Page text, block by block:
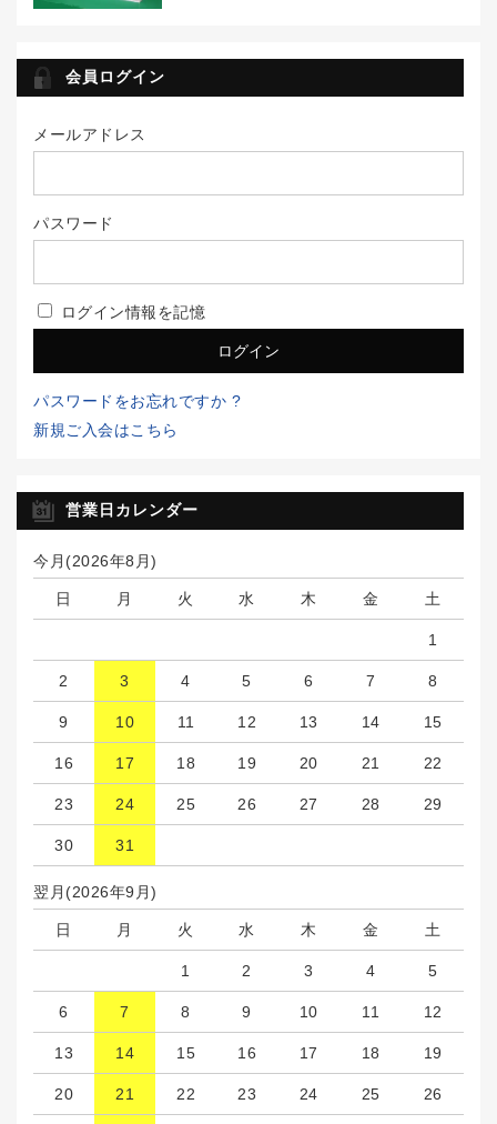
会員ログイン
メールアドレス
パスワード
ログイン情報を記憶
パスワードをお忘れですか ?
新規ご入会はこちら
営業日カレンダー
今月(2026年8月)
日 月 火 水 木 金 土
1
2 3 4 5 6 7 8
9 10 11 12 13 14 15
16 17 18 19 20 21 22
23 24 25 26 27 28 29
30 31
翌月(2026年9月)
日 月 火 水 木 金 土
1 2 3 4 5
6 7 8 9 10 11 12
13 14 15 16 17 18 19
20 21 22 23 24 25 26